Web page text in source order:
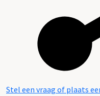
Stel een vraag of plaats